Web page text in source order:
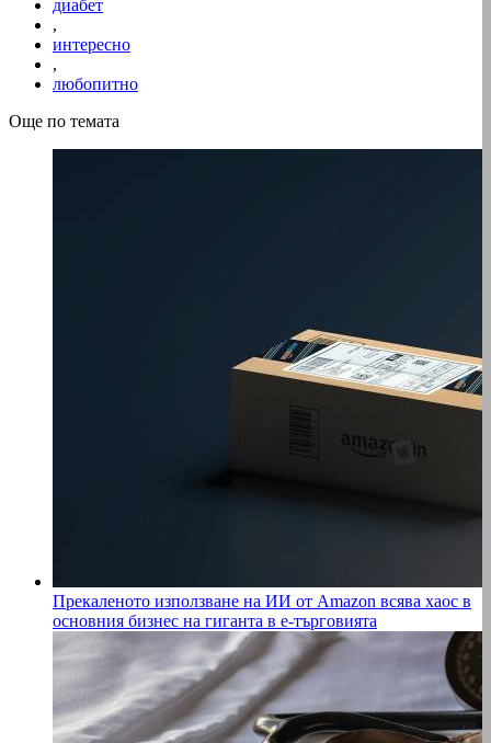
диабет
,
интересно
,
любопитно
Още по темата
Прекаленото използване на ИИ от Amazon всява хаос в
основния бизнес на гиганта в е-търговията